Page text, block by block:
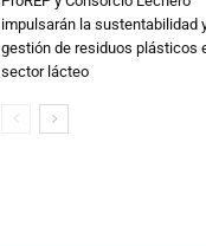
impulsarán la sustentabilidad
gestión de residuos plásticos
sector lácteo